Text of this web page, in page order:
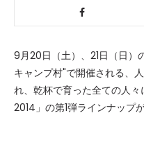
9月20日（土）、21日（日）
キャンプ村"で開催される、
れ、乾杯で育った全ての人
2014」の第1弾ラインナップ